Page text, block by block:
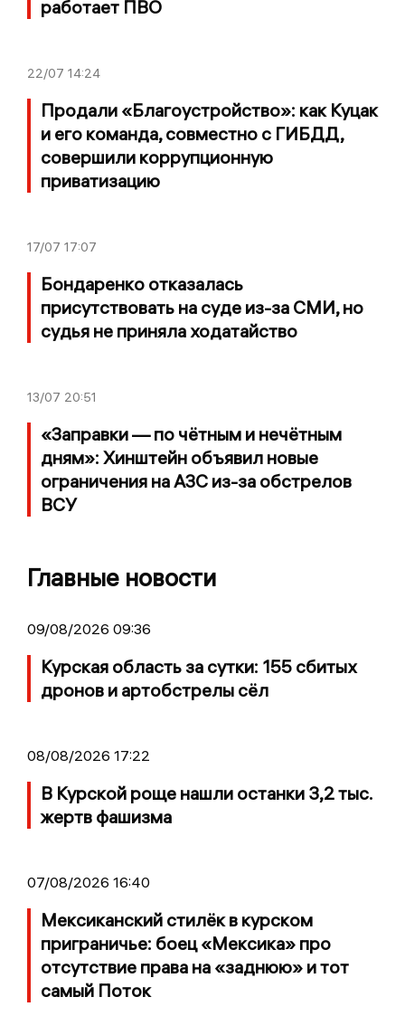
работает ПВО
22/07 14:24
Продали «Благоустройство»: как Куцак
и его команда, совместно с ГИБДД,
совершили коррупционную
приватизацию
17/07 17:07
Бондаренко отказалась
присутствовать на суде из-за СМИ, но
судья не приняла ходатайство
13/07 20:51
«Заправки — по чётным и нечётным
дням»: Хинштейн объявил новые
ограничения на АЗС из-за обстрелов
ВСУ
Главные новости
09/08/2026 09:36
Курская область за сутки: 155 сбитых
дронов и артобстрелы сёл
08/08/2026 17:22
В Курской роще нашли останки 3,2 тыс.
жертв фашизма
07/08/2026 16:40
Мексиканский стилёк в курском
приграничье: боец «Мексика» про
отсутствие права на «заднюю» и тот
самый Поток